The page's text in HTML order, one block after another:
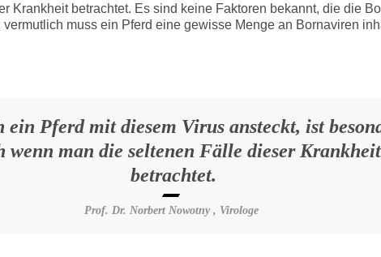
Krankheit betrachtet. Es sind keine Faktoren bekannt, die die
muss ein Pferd eine gewisse Menge an Bornaviren
ein Pferd mit diesem Virus ansteckt, ist
wenn man die seltenen Fälle dieser Krankheit
betrachtet.
Prof. Dr. Norbert Nowotny , Virologe